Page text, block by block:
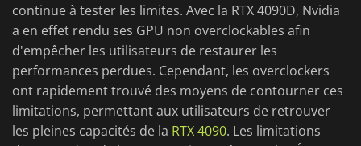
continue à tester les limites. Avec la RTX 4090D, Nvidia
a en effet rendu ses GPU non overclockables afin
d'empêcher les utilisateurs de restaurer les
performances perdues. Cependant, les overclockers
ont rapidement trouvé des moyens de contourner ces
limitations, permettant aux utilisateurs de retrouver
les pleines capacités de la RTX 4090. Les limitations